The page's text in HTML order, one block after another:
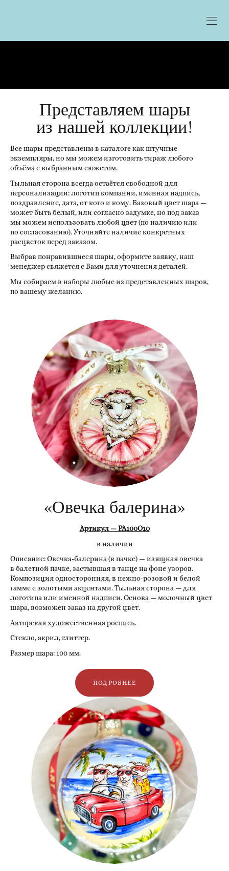
Представляем шары
из нашей коллекции!
Все шары представлены в каталоге как штучные
экземпляры, но мы можем изготовить тираж любого
объёма с выбранным сюжетом.
Тыльная сторона всегда остаётся свободной для
персонализации: логотип компании, именная надпись,
поздравление, дата, от кого и кому. Базовый цвет шара —
может быть белый, или согласно задумке, но под заказ
мы можем использовать любой цвет (по наличию или
по согласованию). Уточняйте наличие конкретных
расцветок перед заказом.
Выбрав понравившиеся шары, оформите заявку, наш
менеджер свяжется с Вами для уточнения деталей.
Мы собираем в наборы любые из представленных шаров,
по вашему желанию.
«Овечка балерина»
Артикул — РА100О10
в наличии
Описание: Овечка-балерина (в пачке) — изящная овечка
в балетной пачке, застывшая в танце на фоне узоров.
Композиция односторонняя, в нежно-розовой и белой
гамме с золотыми акцентами. Тыльная сторона — для
логотипа или именной надписи. Основа — молочный цвет
шара, возможен заказ на другой цвет.
Авторская художественная роспись.
Стекло, акрил, глиттер.
Размер шара: 100 мм.
ПОДРОБНЕЕ